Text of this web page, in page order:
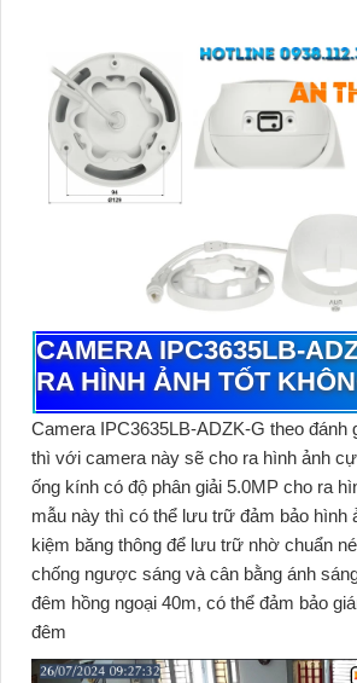
CAMERA IPC3635LB-
RA HÌNH ẢNH TỐT
Camera IPC3635LB-ADZK-G theo đánh
thì với camera này sẽ cho ra hình ảnh
ống kính có độ phân giải 5.0MP cho ra
mẫu này thì có thể lưu trữ đảm bảo hình
kiệm băng thông để lưu trữ nhờ chuẩn
chống ngược sáng và cân bằng ánh
đêm hồng ngoại 40m, có thể đảm bảo
đêm